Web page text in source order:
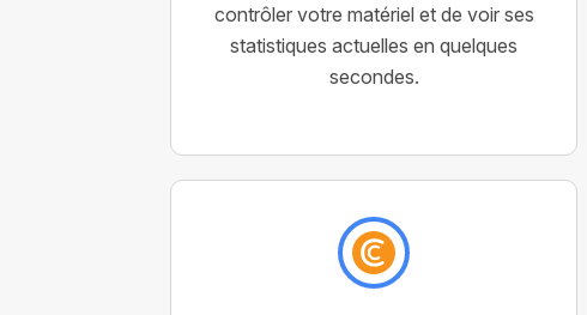
contrôler votre matériel et de voir ses
statistiques actuelles en quelques
secondes.